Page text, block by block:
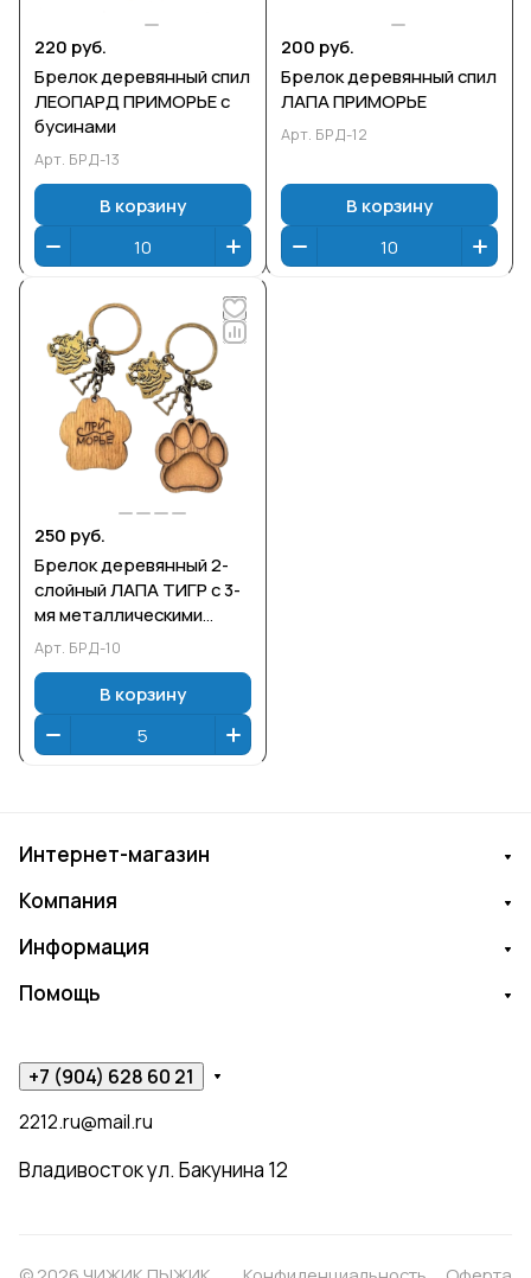
220 руб.
Брелок деревянный спил
ЛЕОПАРД ПРИМОРЬЕ с
бусинами
Арт. БРД-13
В корзину
200 руб.
Брелок деревянный спил
ЛАПА ПРИМОРЬЕ
Арт. БРД-12
В корзину
250 руб.
Брелок деревянный 2-
слойный ЛАПА ТИГР с 3-
мя металлическими
подвесками ПРИМОРЬЕ
Арт. БРД-10
В корзину
Интернет-магазин
Компания
Информация
Помощь
+7 (904) 628 60 21
2212.ru@mail.ru
Владивосток ул. Бакунина 12